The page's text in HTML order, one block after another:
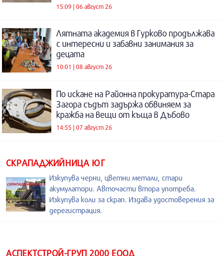
15:09 | 06 август 26
Лятната академия в Гурково продължава
с интересни и забавни занимания за
децата
10:01 | 08 август 26
По искане на Районна прокуратура-Стара
Загора съдът задържа обвиняем за
кражба на вещи от къща в Дъбово
14:55 | 07 август 26
СКРАПАДЖИЙНИЦА ЮГ
Изкупува черни, цветни метали, стари
акумулатори. Авточасти втора употреба.
Изкупува коли за скрап. Издава удостоверения за
дерегистрация.
АСПЕКТСТРОЙ-ГРУП 2000 ЕООД